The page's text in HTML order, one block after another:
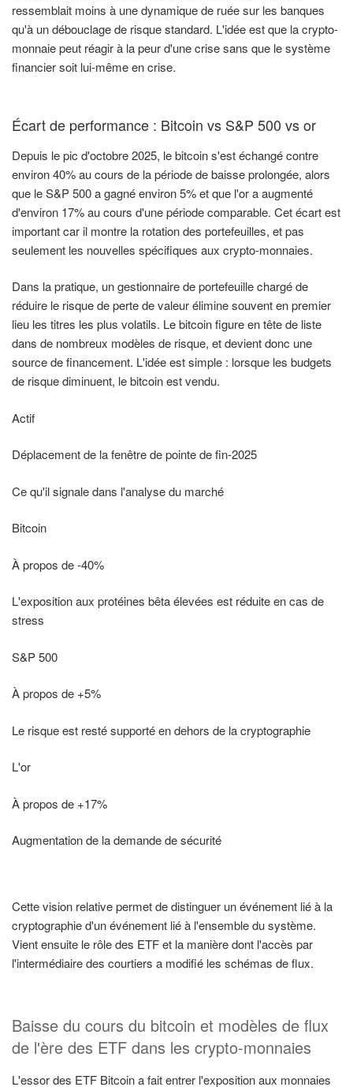
ressemblait moins à une dynamique de ruée sur les banques
qu'à un débouclage de risque standard. L'idée est que la crypto-
monnaie peut réagir à la peur d'une crise sans que le système
financier soit lui-même en crise.
Écart de performance : Bitcoin vs S&P 500 vs or
Depuis le pic d'octobre 2025, le bitcoin s'est échangé contre
environ 40% au cours de la période de baisse prolongée, alors
que le S&P 500 a gagné environ 5% et que l'or a augmenté
d'environ 17% au cours d'une période comparable. Cet écart est
important car il montre la rotation des portefeuilles, et pas
seulement les nouvelles spécifiques aux crypto-monnaies.
Dans la pratique, un gestionnaire de portefeuille chargé de
réduire le risque de perte de valeur élimine souvent en premier
lieu les titres les plus volatils. Le bitcoin figure en tête de liste
dans de nombreux modèles de risque, et devient donc une
source de financement. L'idée est simple : lorsque les budgets
de risque diminuent, le bitcoin est vendu.
Actif
Déplacement de la fenêtre de pointe de fin-2025
Ce qu'il signale dans l'analyse du marché
Bitcoin
À propos de -40%
L'exposition aux protéines bêta élevées est réduite en cas de
stress
S&P 500
À propos de +5%
Le risque est resté supporté en dehors de la cryptographie
L'or
À propos de +17%
Augmentation de la demande de sécurité
Cette vision relative permet de distinguer un événement lié à la
cryptographie d'un événement lié à l'ensemble du système.
Vient ensuite le rôle des ETF et la manière dont l'accès par
l'intermédiaire des courtiers a modifié les schémas de flux.
Baisse du cours du bitcoin et modèles de flux
de l'ère des ETF dans les crypto-monnaies
L'essor des ETF Bitcoin a fait entrer l'exposition aux monnaies